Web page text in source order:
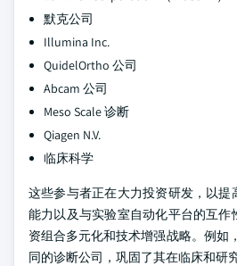
默克公司
Illumina Inc.
QuidelOrtho 公司
Abcam 公司
Meso Scale 诊断
Qiagen N.V.
临床科学
这些参与者正在大力投资研发，以提
能力以及与实验室自动化平台的互
资组合多元化和技术增强战略。例如
同的诊断公司，巩固了其在临床和研